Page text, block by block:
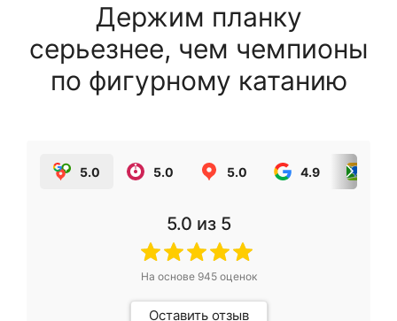
Держим планку
серьезнее, чем чемпионы
по фигурному катанию
5.0 5.0 5.0 4.9
5.0 из 5
На основе 945оценок
Оставить отзыв